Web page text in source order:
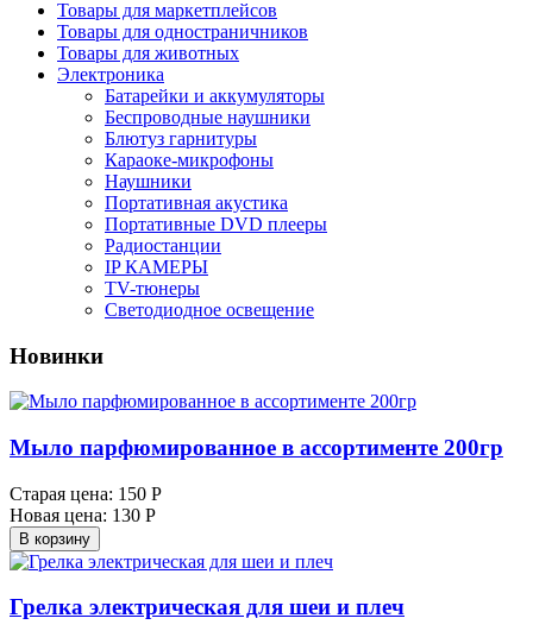
Товары для маркетплейсов
Товары для одностраничников
Товары для животных
Электроника
Батарейки и аккумуляторы
Беспроводные наушники
Блютуз гарнитуры
Караоке-микрофоны
Наушники
Портативная акустика
Портативные DVD плееры
Радиостанции
IP КАМЕРЫ
TV-тюнеры
Светодиодное освещение
Новинки
Мыло парфюмированное в ассортименте 200гр
Старая цена: 150 Р
Новая цена: 130 Р
В корзину
Грелка электрическая для шеи и плеч